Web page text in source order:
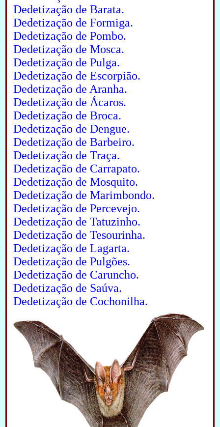
Dedetização de Barata.
Dedetização de Formiga.
Dedetização de Pombo.
Dedetização de Mosca.
Dedetização de Pulga.
Dedetização de Escorpião.
Dedetização de Aranha.
Dedetização de Ácaros.
Dedetização de Broca.
Dedetização de Dengue.
Dedetização de Barbeiro.
Dedetização de Traça.
Dedetização de Carrapato.
Dedetização de Mosquito.
Dedetização de Marimbondo.
Dedetização de Percevejo.
Dedetização de Tatuzinho.
Dedetização de Tesourinha.
Dedetização de Lagarta.
Dedetização de Pulgões.
Dedetização de Caruncho.
Dedetização de Saúva.
Dedetização de Cochonilha.